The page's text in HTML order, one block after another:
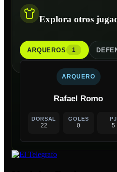
Explora otros
ARQUEROS 1
ARQUERO
Rafael Romo
DORSAL
22
GOLES
0
PJ
5